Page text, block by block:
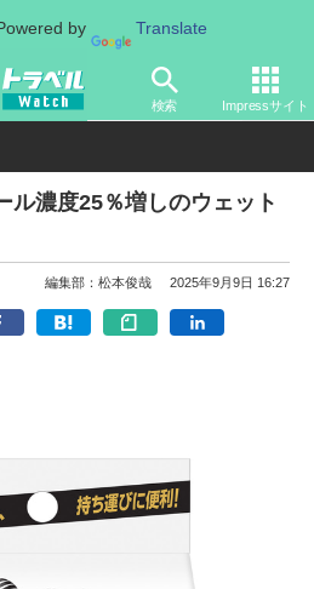
by Translate
検索 Impressサイト
ム 旅行グッズ 生活雑貨
ル濃度25％増しのウェット
編集部：松本俊哉 2025年9月9日 16:27